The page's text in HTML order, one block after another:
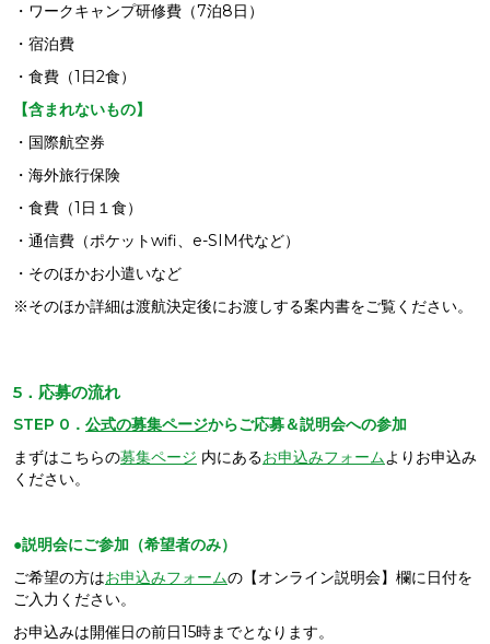
・ワークキャンプ研修費（7泊8日）
・宿泊費
・食費（1日2食）
【含まれないもの】
・国際航空券
・海外旅行保険
・食費（1日１食）
・通信費（ポケットwifi、e-SIM代など）
・そのほかお小遣いなど
※そのほか詳細は渡航決定後にお渡しする案内書をご覧ください。
5．応募の流れ
STEP 0． 公式の募集ページからご応募＆説明会への参加
まずはこちらの募集ページ 内にあるお申込みフォームよりお申込み
ください。
●説明会にご参加（希望者のみ）
ご希望の方はお申込みフォームの【オンライン説明会】欄に日付を
ご入力ください。
お申込みは開催日の前日15時までとなります。